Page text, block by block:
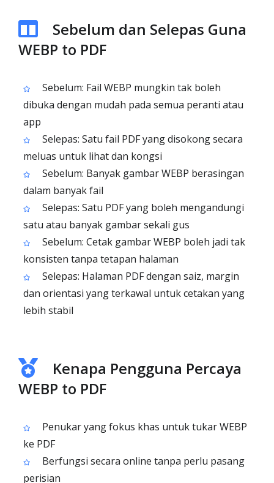
Sebelum dan Selepas Guna
WEBP to PDF
Sebelum: Fail WEBP mungkin tak boleh
dibuka dengan mudah pada semua peranti atau
app
Selepas: Satu fail PDF yang disokong secara
meluas untuk lihat dan kongsi
Sebelum: Banyak gambar WEBP berasingan
dalam banyak fail
Selepas: Satu PDF yang boleh mengandungi
satu atau banyak gambar sekali gus
Sebelum: Cetak gambar WEBP boleh jadi tak
konsisten tanpa tetapan halaman
Selepas: Halaman PDF dengan saiz, margin
dan orientasi yang terkawal untuk cetakan yang
lebih stabil
Kenapa Pengguna Percaya
WEBP to PDF
Penukar yang fokus khas untuk tukar WEBP
ke PDF
Berfungsi secara online tanpa perlu pasang
perisian